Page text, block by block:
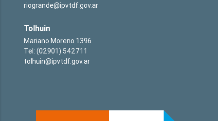
riogrande@ipvtdf.gov.ar
Tolhuin
Mariano Moreno 1396
Tel: (02901) 542711
tolhuin@ipvtdf.gov.ar